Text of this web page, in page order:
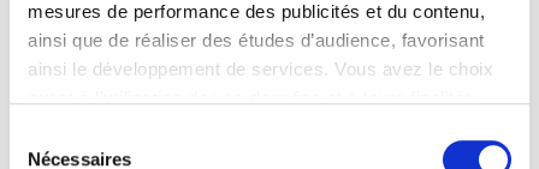
mesures de performance des publicités et du contenu,
ainsi que de réaliser des études d’audience, favorisant
ainsi le développement de services. Vous avez le choix
tout moment en consultant la Déclaration relative aux
Nécessaires